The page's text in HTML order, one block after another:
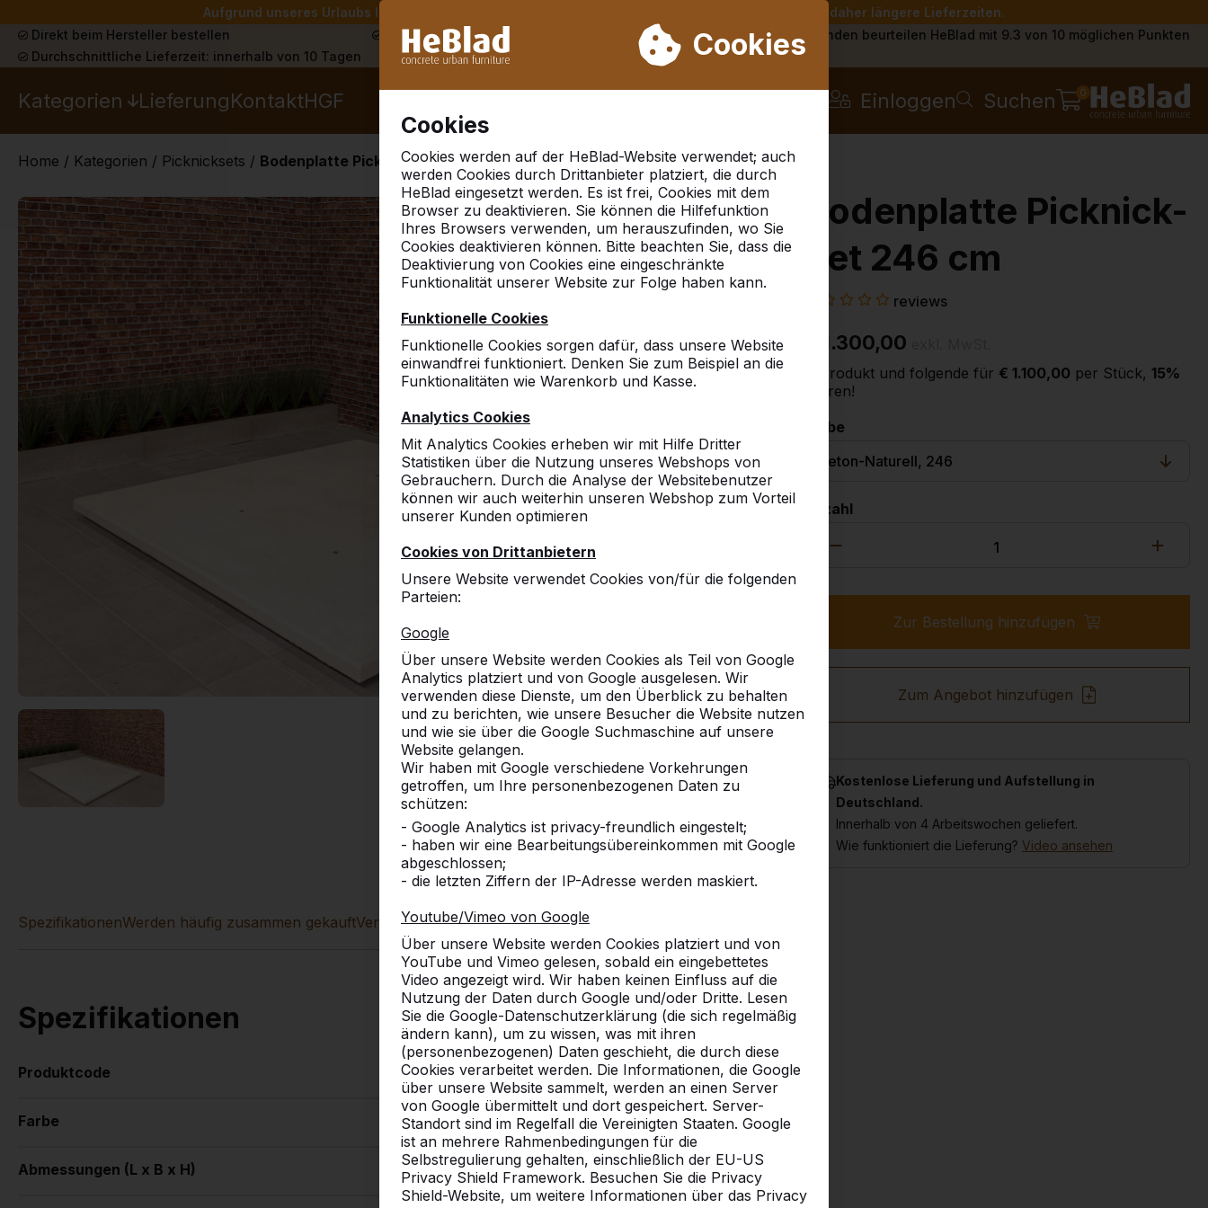
Aufgrund unseres Urlaubs liefern wir von Woche 31 bis Woche 33 nicht. Bitte berücksichtigen Sie daher längere Lieferzeiten.
Cookies
Cookies
Cookies werden auf der HeBlad-Website verwendet; auch
werden Cookies durch Drittanbieter platziert, die durch
HeBlad eingesetzt werden. Es ist frei, Cookies mit dem
Browser zu deaktivieren. Sie können die Hilfefunktion
Ihres Browsers verwenden, um herauszufinden, wo Sie
Cookies deaktivieren können. Bitte beachten Sie, dass die
Deaktivierung von Cookies eine eingeschränkte
Funktionalität unserer Website zur Folge haben kann.
Funktionelle Cookies
Funktionelle Cookies sorgen dafür, dass unsere Website
einwandfrei funktioniert. Denken Sie zum Beispiel an die
Funktionalitäten wie Warenkorb und Kasse.
Analytics Cookies
Mit Analytics Cookies erheben wir mit Hilfe Dritter
Statistiken über die Nutzung unseres Webshops von
Gebrauchern. Durch die Analyse der Websitebenutzer
können wir auch weiterhin unseren Webshop zum Vorteil
unserer Kunden optimieren
Cookies von Drittanbietern
Unsere Website verwendet Cookies von/für die folgenden
Parteien:
Google
Über unsere Website werden Cookies als Teil von Google
Analytics platziert und von Google ausgelesen. Wir
verwenden diese Dienste, um den Überblick zu behalten
und zu berichten, wie unsere Besucher die Website nutzen
und wie sie über die Google Suchmaschine auf unsere
Website gelangen.
Wir haben mit Google verschiedene Vorkehrungen
getroffen, um Ihre personenbezogenen Daten zu
schützen:
- Google Analytics ist privacy-freundlich eingestelt;
- haben wir eine Bearbeitungsübereinkommen mit Google
abgeschlossen;
- die letzten Ziffern der IP-Adresse werden maskiert.
Youtube/Vimeo von Google
Über unsere Website werden Cookies platziert und von
YouTube und Vimeo gelesen, sobald ein eingebettetes
Video angezeigt wird. Wir haben keinen Einfluss auf die
Nutzung der Daten durch Google und/oder Dritte. Lesen
Sie die Google-Datenschutzerklärung (die sich regelmäßig
ändern kann), um zu wissen, was mit ihren
(personenbezogenen) Daten geschieht, die durch diese
Cookies verarbeitet werden. Die Informationen, die Google
über unsere Website sammelt, werden an einen Server
von Google übermittelt und dort gespeichert. Server-
Standort sind im Regelfall die Vereinigten Staaten. Google
ist an mehrere Rahmenbedingungen für die
Selbstregulierung gehalten, einschließlich der EU-US
Privacy Shield Framework. Besuchen Sie die Privacy
Shield-Website, um weitere Informationen über das Privacy
Direkt beim Hersteller bestellen Schon mehr als 30.000 Produkten verkauft
Kunden beurteilen HeBlad mit 9.3 von 10 möglichen Punkten
Durchschnittliche Lieferzeit: innerhalb von 10 Tagen
Kategorien LieferungKontaktHGF Einloggen Suchen 0
Home / Kategorien / Picknicksets / Bodenplatte Picknick-Set 246 cm
Bodenplatte Picknick-
Set 246 cm
reviews
€ 1.300,00
2. Produkt und folgende für € 1.100,00 per Stück, 15%
sparen!
Farbe
Anzahl
Zur Bestellung hinzufügen
Zum Angebot hinzufügen
Kostenlose Lieferung und Aufstellung in
Deutschland.
Innerhalb von 4 Arbeitswochen geliefert.
Wie funktioniert die Lieferung? Video ansehen
SpezifikationenWerden häufig zusammen gekauftVergleichbare Produkte
Spezifikationen
Produktcode OP.PS.246
Farbe Beton Naturell
Abmessungen (L x B x H) 248 x 236 x 7 cm